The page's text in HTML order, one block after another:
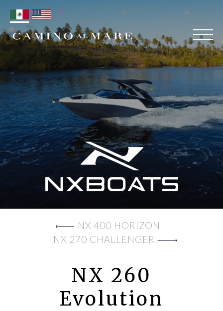
NX 400 HORIZON
NX 270 CHALLENGER
NX 260
Evolution